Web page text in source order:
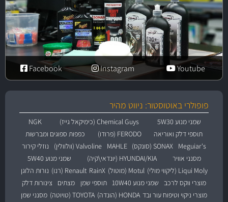
Youtube
Instagram
Facebook
פופולרי באוטוסטור: ניווט מהיר
שמני מנוע 5W30 Chemical Guys (כימיקאל גייז)
NGK
תוספי דלק ואוריאה
FERODO (פרודו)
כפפות ספוגים ומברשות
Meguiar's
SONAX (סונקס) MAHLE Valvoline (וולוולין)
נוזלי קירור
מסנני אוויר
HYUNDAI/KIA (יונדאי\קיה)
שמני מנוע 5W40
Liqui Moly (ליקווי מולי)
Motul (מוטול) RainX Renault (רנו)
נורות הלוגן
מוצרי ווקס לרכב
שמני מנוע 10W40 תוספי שמן מצתים
צינורות דלק
מוצרי ניקוי וטיפוח עור ובד HONDA (הונדה) TOYOTA (טויוטה)
מסנני שמן